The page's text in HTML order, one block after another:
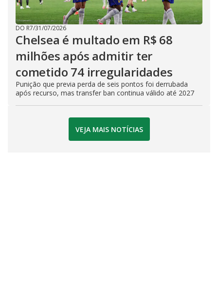
DO R7/31/07/2026
Chelsea é multado em R$ 68
milhões após admitir ter
cometido 74 irregularidades
Punição que previa perda de seis pontos foi derrubada
após recurso, mas transfer ban continua válido até 2027
VEJA MAIS NOTÍCIAS